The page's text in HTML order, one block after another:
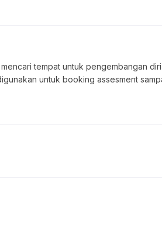
tempat untuk pengembangan diri
untuk booking assesment